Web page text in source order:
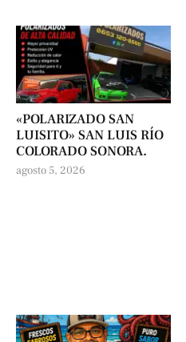
«POLARIZADO SAN
LUISITO» SAN LUIS RÍO
COLORADO SONORA.
agosto 5, 2026